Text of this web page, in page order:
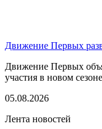
Движение Первых
Движение Первых
участия в новом
05.08.2026
Лента новостей